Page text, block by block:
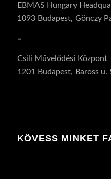
EBMAS Hungary
1093 Budapest, Gönczy
–
Csili Művelődési Központ
1201 Budapest, Baross u.
KÖVESS MINKET